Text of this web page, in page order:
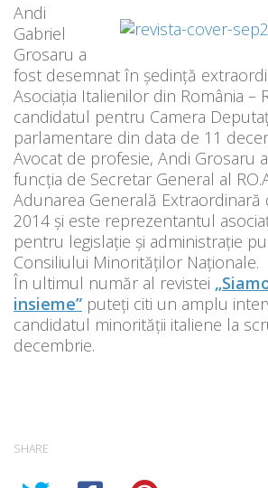
Andi
Gabriel
Grosaru a
fost desemnat în ședință
Asociația Italienilor din România –
candidatul pentru Camera
parlamentare din data de 11
Avocat de profesie, Andi Grosaru
funcția de Secretar General al
Adunarea Generală Extraordinară
2014 și este reprezentantul
pentru legislație și administrație
Consiliului Minorităților Naționale.
În ultimul număr al revistei
insieme” puteți citi un amplu
candidatul minorității italiene la
decembrie.
SHARE